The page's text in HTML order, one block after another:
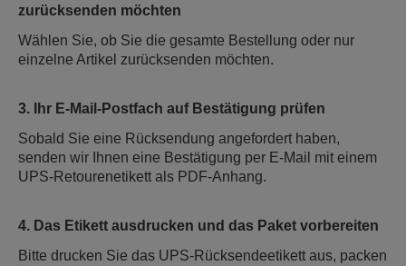
zurücksenden möchten
Wählen Sie, ob Sie die gesamte Bestellung oder nur
einzelne Artikel zurücksenden möchten.
3. Ihr E-Mail-Postfach auf Bestätigung prüfen
Sobald Sie eine Rücksendung angefordert haben,
senden wir Ihnen eine Bestätigung per E-Mail mit einem
UPS-Retourenetikett als PDF-Anhang.
4. Das Etikett ausdrucken und das Paket vorbereiten
Bitte drucken Sie das UPS-Rücksendeetikett aus, packen